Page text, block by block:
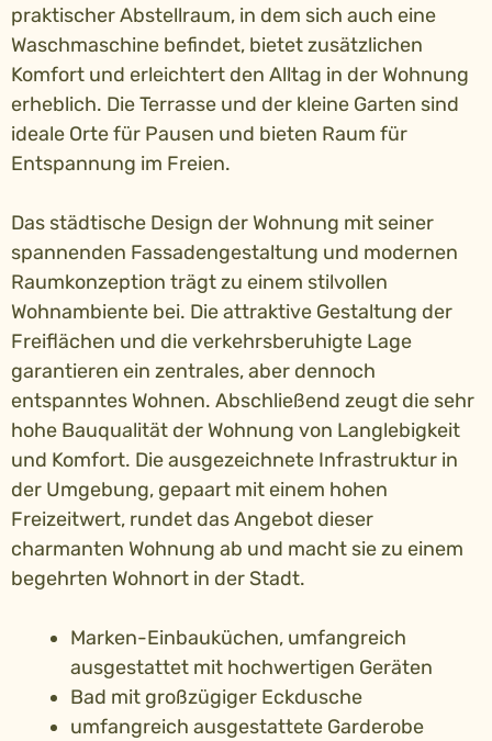
praktischer Abstellraum, in dem sich auch eine
Waschmaschine befindet, bietet zusätzlichen
Komfort und erleichtert den Alltag in der Wohnung
erheblich. Die Terrasse und der kleine Garten sind
ideale Orte für Pausen und bieten Raum für
Entspannung im Freien.
Das städtische Design der Wohnung mit seiner
spannenden Fassadengestaltung und modernen
Raumkonzeption trägt zu einem stilvollen
Wohnambiente bei. Die attraktive Gestaltung der
Freiflächen und die verkehrsberuhigte Lage
garantieren ein zentrales, aber dennoch
entspanntes Wohnen. Abschließend zeugt die sehr
hohe Bauqualität der Wohnung von Langlebigkeit
und Komfort. Die ausgezeichnete Infrastruktur in
der Umgebung, gepaart mit einem hohen
Freizeitwert, rundet das Angebot dieser
charmanten Wohnung ab und macht sie zu einem
begehrten Wohnort in der Stadt.
Marken-Einbauküchen, umfangreich
ausgestattet mit hochwertigen Geräten
Bad mit großzügiger Eckdusche
umfangreich ausgestattete Garderobe